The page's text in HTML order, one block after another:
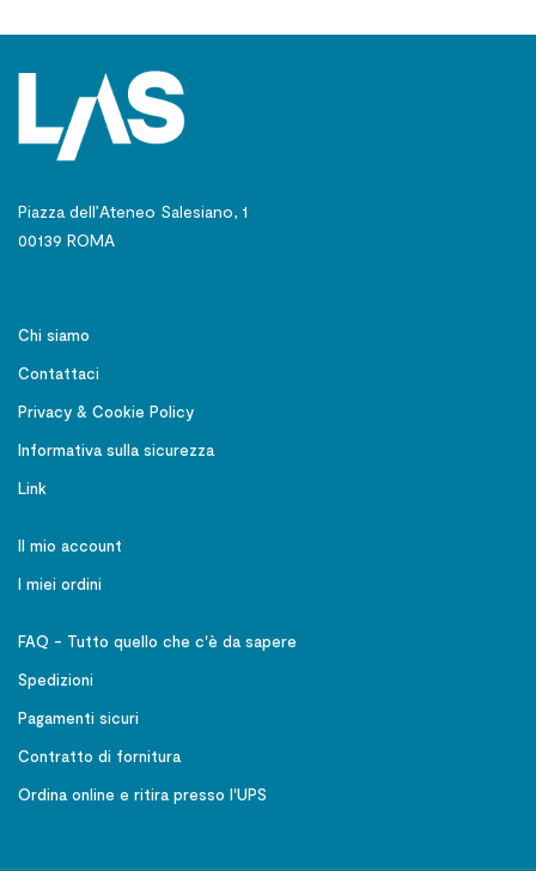
Piazza dell’Ateneo Salesiano, 1
00139 ROMA
Chi siamo
Contattaci
Privacy & Cookie Policy
Informativa sulla sicurezza
Link
Il mio account
I miei ordini
FAQ - Tutto quello che c'è da sapere
Spedizioni
Pagamenti sicuri
Contratto di fornitura
Ordina online e ritira presso l'UPS